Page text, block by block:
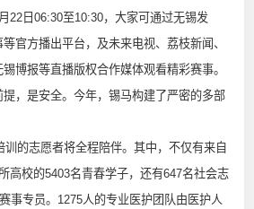
22日06:30至10:30，大家可通过无锡发
官方播出平台，及未来电视、荔枝新闻、
博报等直播版权合作媒体观看精彩赛事。
是安全。今年，锡马构建了严密的多部
的志愿者将全程陪伴。其中，不仅有来自
高校的5403名青春学子，还有647名社会志
事专员。1275人的专业医护团队由医护人